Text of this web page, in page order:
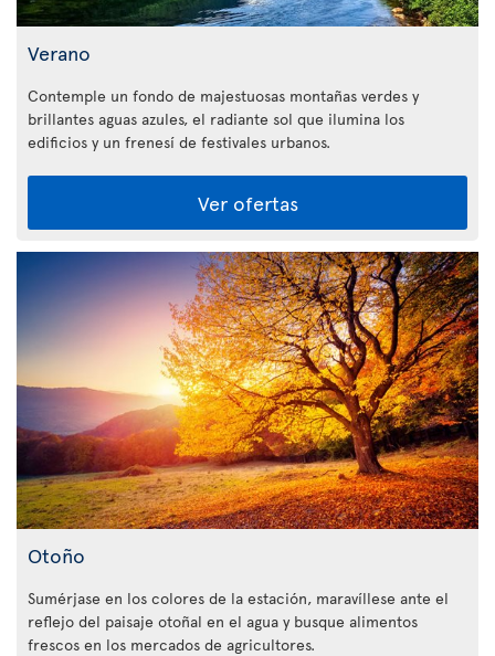
Verano
Contemple un fondo de majestuosas montañas verdes y
brillantes aguas azules, el radiante sol que ilumina los
edificios y un frenesí de festivales urbanos.
Ver ofertas
Otoño
Sumérjase en los colores de la estación, maravíllese ante el
reflejo del paisaje otoñal en el agua y busque alimentos
frescos en los mercados de agricultores.